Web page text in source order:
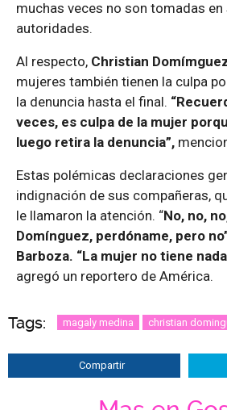
muchas veces no son tomadas en
autoridades.
Al respecto, Christian
mujeres también tienen la culpa
la denuncia hasta el final.
veces, es culpa de la mujer
luego retira la denuncia”,
Estas polémicas declaraciones
indignación de sus compañeras,
le llamaron la atención. “No, no,
Domínguez, perdóname, pero
Barboza. “La mujer no tiene
agregó un reportero de América.
Tags: magaly medina christian
Compartir